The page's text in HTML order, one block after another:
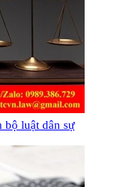
bộ luật dân sự